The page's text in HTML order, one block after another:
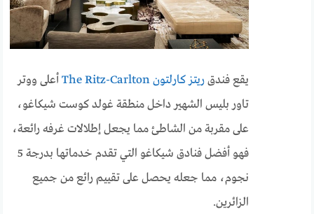
يقع فندق ريتز كارلتون The Ritz-Carlton
أعلى ووتر
تاور بليس الشهير داخل منطقة غولد كوست شيكاغو،
على مقربة من الشاطئ مما يجعل إطلالات غرفه رائعة،
فهو أفضل فنادق شيكاغو التي تقدم خدماتها بدرجة 5
نجوم، مما جعله يحصل على تقييم رائع من جميع
الزائرين.